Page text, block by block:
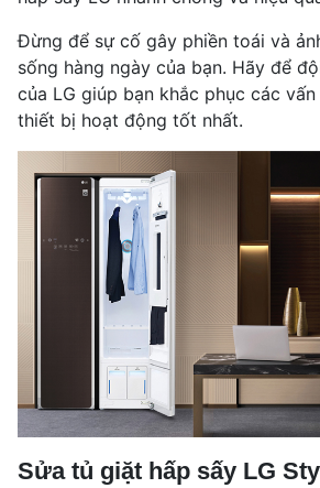
Đừng để sự cố gây phiền toái và
sống hàng ngày của bạn. Hãy để
của LG giúp bạn khắc phục các
thiết bị hoạt động tốt nhất.
Sửa tủ giặt hấp sấy LG